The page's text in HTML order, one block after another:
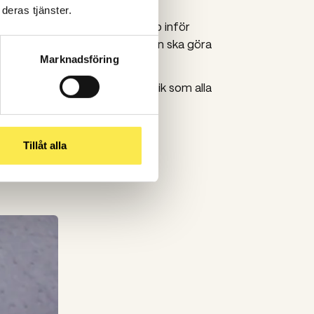
tjänster.
Marknadsföring
Tillåt alla
att fira födelsedagen.
viktig del av svensk beredskap inför
behöver veta vad man ska göra
hyllning till Hesa ​​Fredrik som alla